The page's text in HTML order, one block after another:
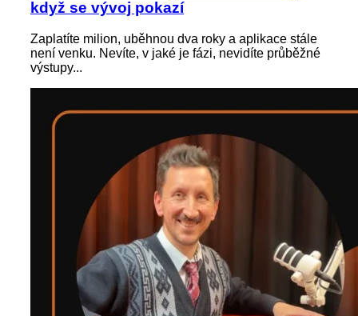
když se vývoj pokazí
Zaplatíte milion, uběhnou dva roky a aplikace stále
není venku. Nevíte, v jaké je fázi, nevidíte průběžné
výstupy...